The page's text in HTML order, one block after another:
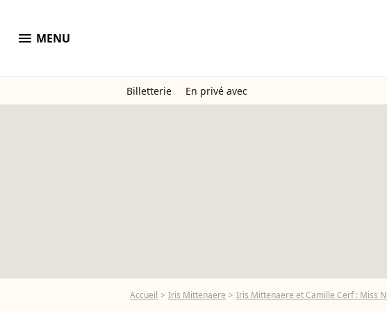
menu MENU
Billetterie En privé avec
Accueil Iris Mittenaere Iris Mittenaere et Camille Cerf : Miss